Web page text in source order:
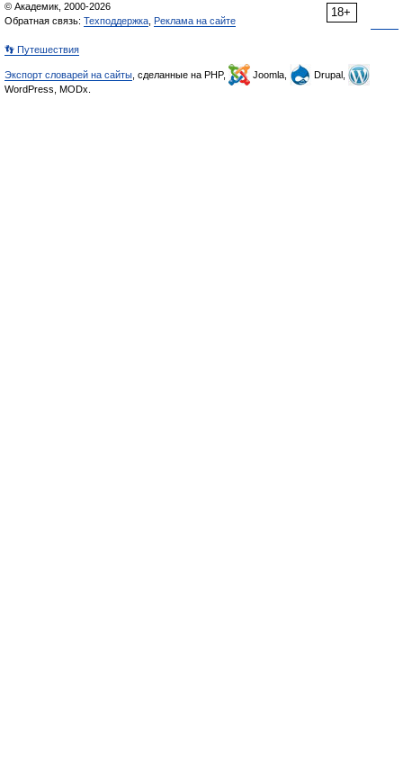
18+
© Академик, 2000-2026
Обратная связь: Техподдержка Реклама на сайте
👣 Путешествия
Экспорт словарей на сайты , сделанные на PHP, Joomla,
Drupal,
WordPress, MODx.